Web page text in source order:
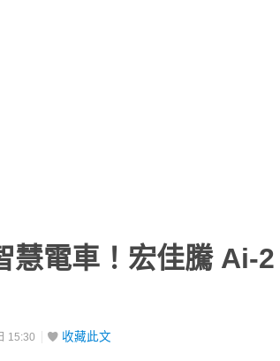
慧電車！宏佳騰 Ai-
15:30 收藏此文